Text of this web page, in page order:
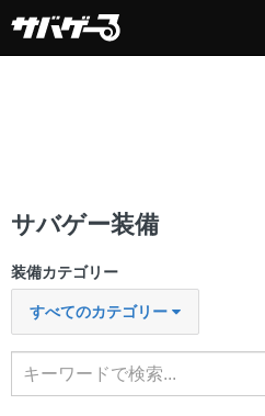
サバゲー装備
装備カテゴリー
すべてのカテゴリー